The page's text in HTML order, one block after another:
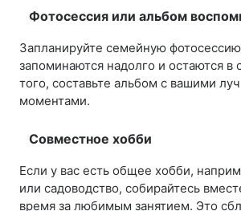
Фотосессия или альбом
Запланируйте семейную
запоминаются надолго и остаются в
того, составьте альбом с вашими
моментами.
Совместное хобби
Если у вас есть общее хобби,
или садоводство, собирайтесь
время за любимым занятием. Это